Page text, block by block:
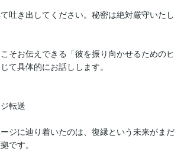
吐き出してください。秘密は絶対厳守いたし
そお伝えできる「彼を振り向かせるためのヒ
て具体的にお話しします。
転送
ジに辿り着いたのは、復縁という未来がまだ
です。